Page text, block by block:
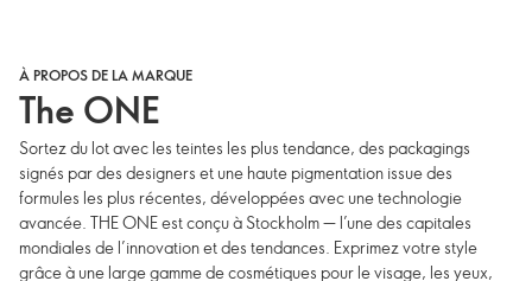
À PROPOS DE LA MARQUE
The ONE
Sortez du lot avec les teintes les plus tendance, des packagings
signés par des designers et une haute pigmentation issue des
formules les plus récentes, développées avec une technologie
avancée. THE ONE est conçu à Stockholm — l’une des capitales
mondiales de l’innovation et des tendances. Exprimez votre style
grâce à une large gamme de cosmétiques pour le visage, les yeux,